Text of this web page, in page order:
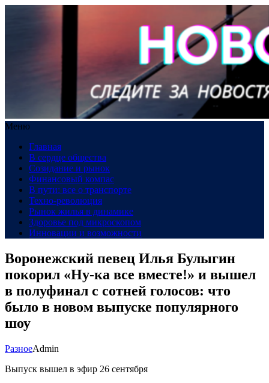
Меню
Главная
В сердце общества
Созидание и рынок
Финансовый компас
В пути: все о транспорте
Техно-революция
Рынок жилья в динамике
Здоровье под микроскопом
Инновации и возможности
Воронежский певец Илья Булыгин
покорил «Ну-ка все вместе!» и вышел
в полуфинал с сотней голосов: что
было в новом выпуске популярного
шоу
РазноеAdmin
Выпуск вышел в эфир 26 сентября